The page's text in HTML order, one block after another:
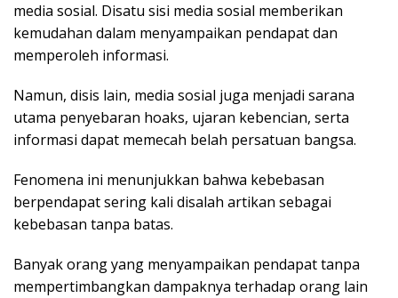
media sosial. Disatu sisi media sosial memberikan
kemudahan dalam menyampaikan pendapat dan
memperoleh informasi.
Namun, disis lain, media sosial juga menjadi sarana
utama penyebaran hoaks, ujaran kebencian, serta
informasi dapat memecah belah persatuan bangsa.
Fenomena ini menunjukkan bahwa kebebasan
berpendapat sering kali disalah artikan sebagai
kebebasan tanpa batas.
Banyak orang yang menyampaikan pendapat tanpa
mempertimbangkan dampaknya terhadap orang lain